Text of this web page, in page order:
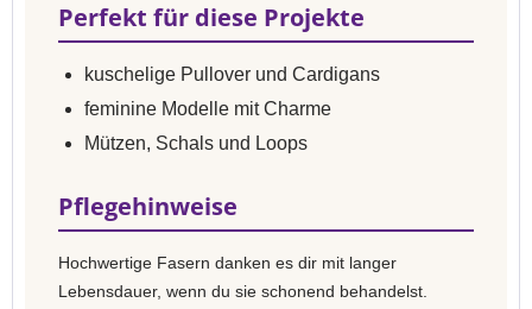
Perfekt für diese Projekte
kuschelige Pullover und Cardigans
feminine Modelle mit Charme
Mützen, Schals und Loops
Pflegehinweise
Hochwertige Fasern danken es dir mit langer
Lebensdauer, wenn du sie schonend behandelst.